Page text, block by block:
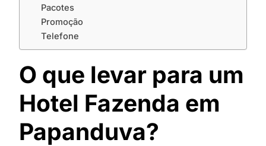
Pacotes
Promoção
Telefone
O que levar para um
Hotel Fazenda em
Papanduva?